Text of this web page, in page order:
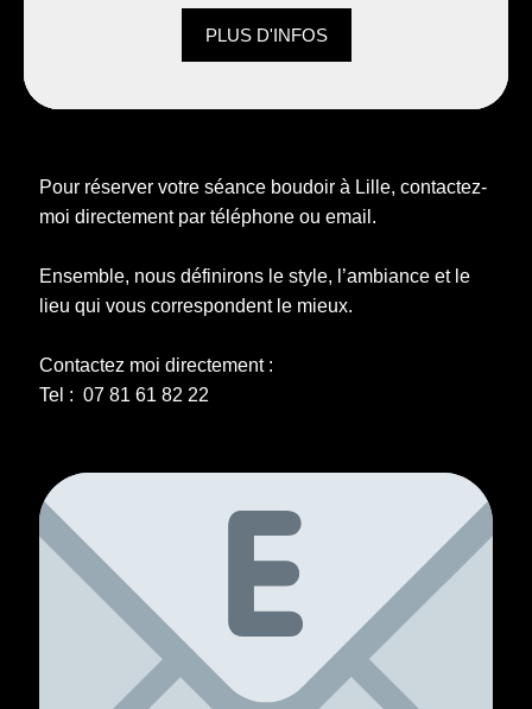
PLUS D'INFOS
Pour réserver votre séance boudoir à Lille, contactez-
moi directement par téléphone ou email.
Ensemble, nous définirons le style, l’ambiance et le
lieu qui vous correspondent le mieux.
Contactez moi directement :
Tel : 07 81 61 82 22